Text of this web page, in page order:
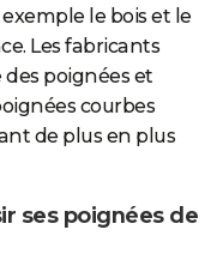
le bois et le
Les fabricants
poignées et
courbes
de plus en plus
ses poignées de